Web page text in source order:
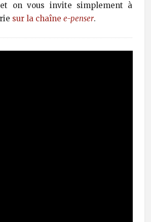
on vous invite simplement à
sur la chaîne e-penser.